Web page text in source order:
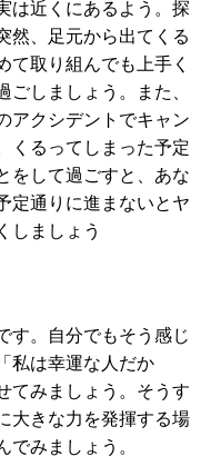
は近くにあるよう。探
然、足元から出てくる
て取り組んでも上手く
しましょう。また、
アクシデントでキャン
くるってしまった予定
をして過ごすと、あな
定通りに進まないとヤ
しましょう
す。自分でもそう感じ
私は幸運な人だか
てみましょう。そうす
大きな力を発揮する場
みましょう。